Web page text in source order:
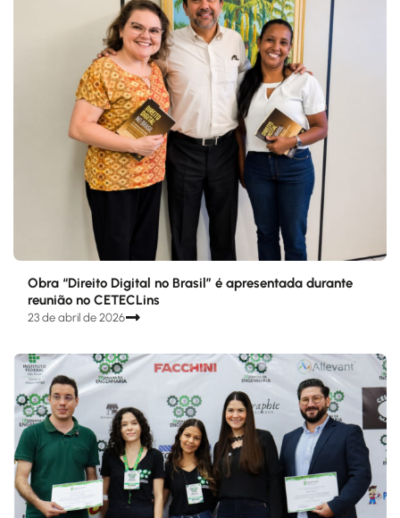
Obra “Direito Digital no Brasil” é apresentada durante
reunião no CETECLins
23 de abril de 2026